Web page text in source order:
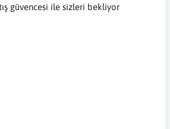
güvencesi ile sizleri bekliyor